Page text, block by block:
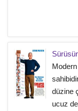
düzine
ucuz